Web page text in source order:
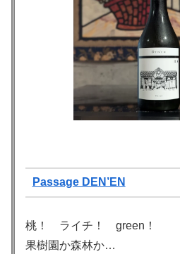
Passage DEN’EN
桃！ ライチ！ green！
果樹園か森林か…